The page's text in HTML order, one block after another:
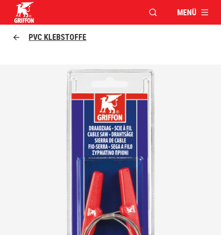
FENSTER FÜR DIE
MENÜ
PVC KLEBSTOFFE